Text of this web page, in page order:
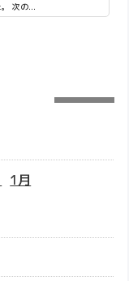
次の...
1月